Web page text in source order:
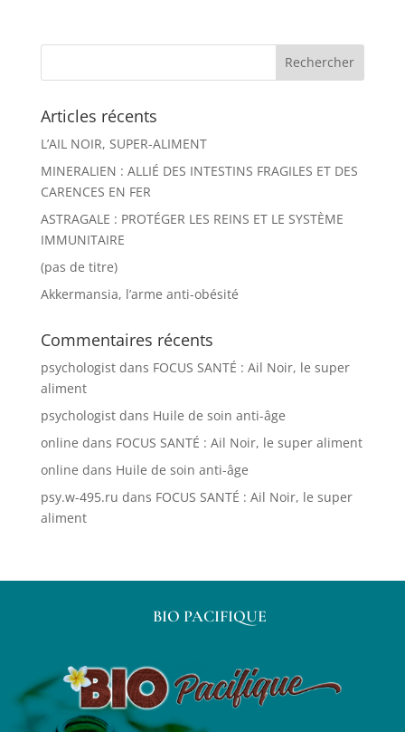
Articles récents
L’AIL NOIR, SUPER-ALIMENT
MINERALIEN : ALLIÉ DES INTESTINS FRAGILES ET DES
CARENCES EN FER
ASTRAGALE : PROTÉGER LES REINS ET LE SYSTÈME
IMMUNITAIRE
(pas de titre)
Akkermansia, l’arme anti-obésité
Commentaires récents
psychologistdans FOCUS SANTÉ : Ail Noir, le super
aliment
psychologistdans Huile de soin anti-âge
online dans FOCUS SANTÉ : Ail Noir, le super aliment
online dans Huile de soin anti-âge
psy.w-495.ru dans FOCUS SANTÉ : Ail Noir, le super
aliment
BIO PACIFIQUE